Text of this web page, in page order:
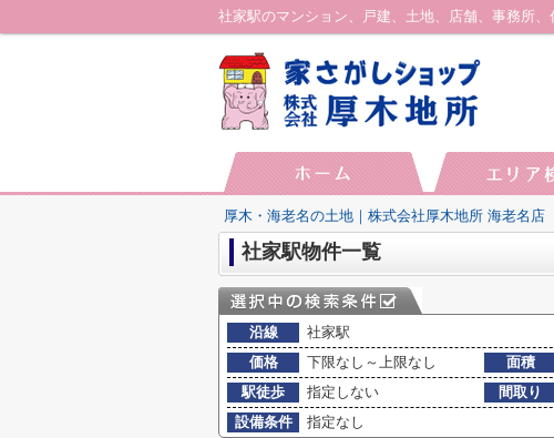
厚木・海老名の土地｜株式会社厚木地所 海老名店
社家駅物件一覧
沿線
社家駅
価格
下限なし～上限なし 面積
駅徒歩
指定しない 間取り
設備条件
指定なし